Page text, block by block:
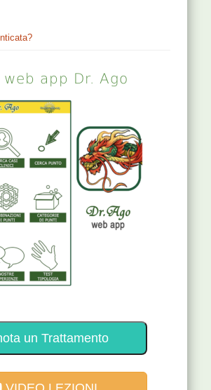
app Dr. Ago
un Trattamento